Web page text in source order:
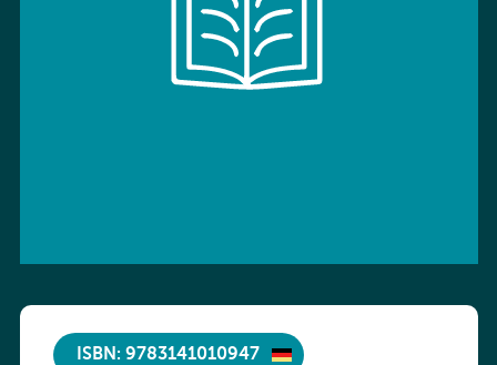
ISBN: 9783141010947